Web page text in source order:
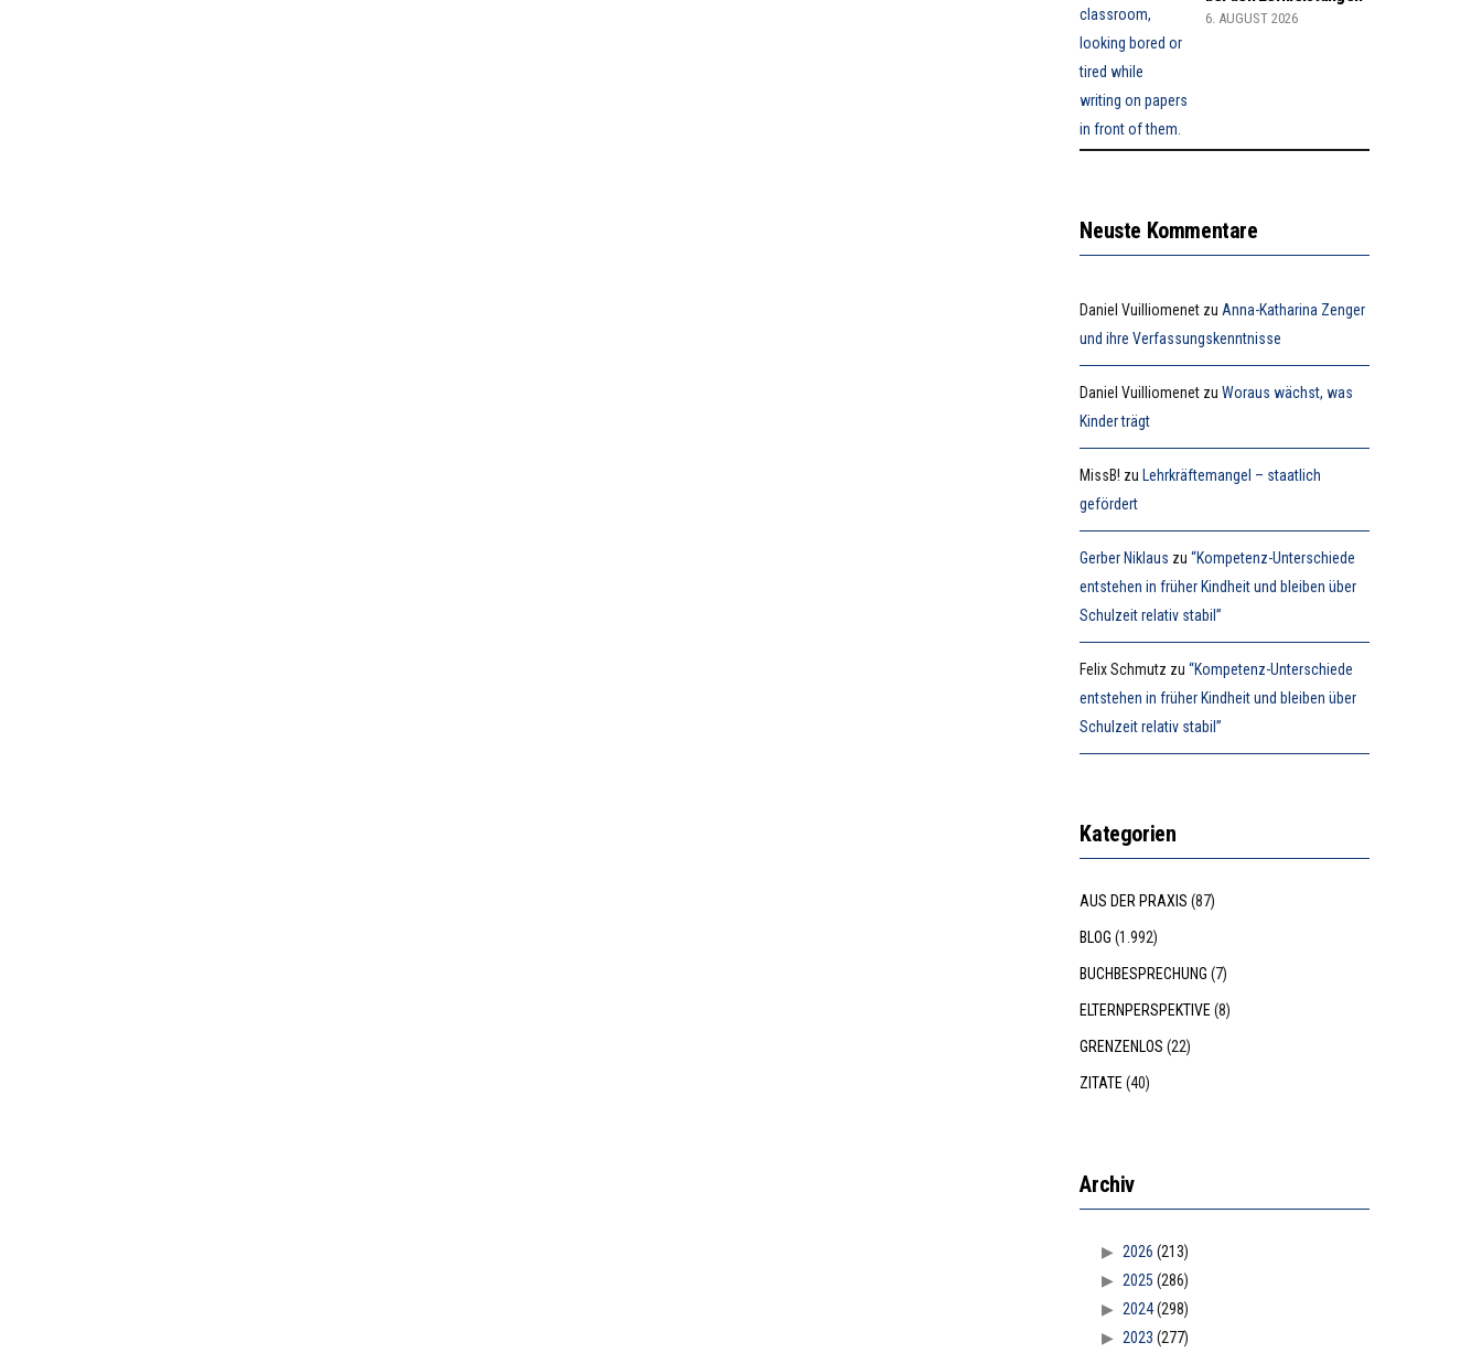
6. AUGUST 2026
Neuste Kommentare
Daniel Vuilliomenet zuAnna-Katharina Zenger
und ihre Verfassungskenntnisse
Daniel Vuilliomenet zuWoraus wächst, was
Kinder trägt
MissB! zu Lehrkräftemangel – staatlich
gefördert
Gerber Niklaus zu“Kompetenz-Unterschiede
entstehen in früher Kindheit und bleiben über
Schulzeit relativ stabil”
Felix Schmutz zu“Kompetenz-Unterschiede
entstehen in früher Kindheit und bleiben über
Schulzeit relativ stabil”
Kategorien
AUS DER PRAXIS (87)
BLOG (1.992)
BUCHBESPRECHUNG (7)
ELTERNPERSPEKTIVE(8)
GRENZENLOS (22)
ZITATE(40)
Archiv
2026 (213)
2025 (286)
2024(298)
2023 (277)